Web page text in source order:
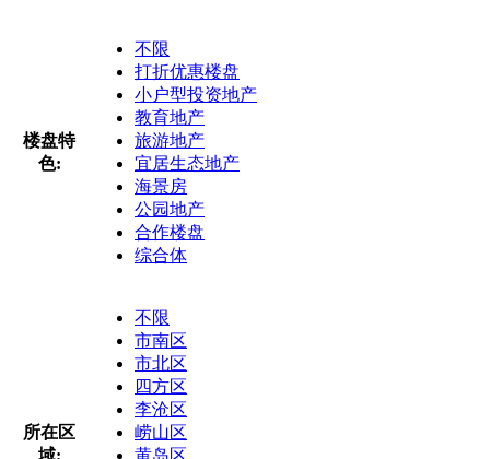
楼盘特
色:
不限
打折优惠楼盘
小户型投资地产
教育地产
旅游地产
宜居生态地产
海景房
公园地产
合作楼盘
综合体
所在区
域:
不限
市南区
市北区
四方区
李沧区
崂山区
黄岛区